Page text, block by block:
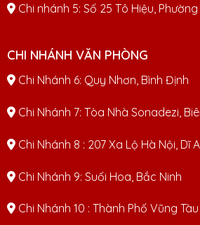
Chi nhánh 5: Số 25 Tô Hiệu, Phường
CHI NHÁNH VĂN PHÒNG
Chi Nhánh 6: Quy Nhơn, Bình Định
Chi Nhánh 7: Tòa Nhà Sonadezi,
Chi Nhánh 8 : 207 Xa Lộ Hà Nội, Dĩ
Chi Nhánh 9: Suối Hoa, Bắc Ninh
Chi Nhánh 10 : Thành Phố Vũng Tàu